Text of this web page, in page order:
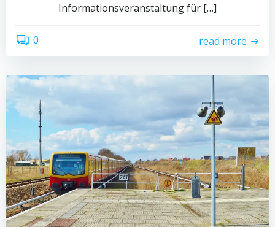
Informationsveranstaltung für […]
0 read more